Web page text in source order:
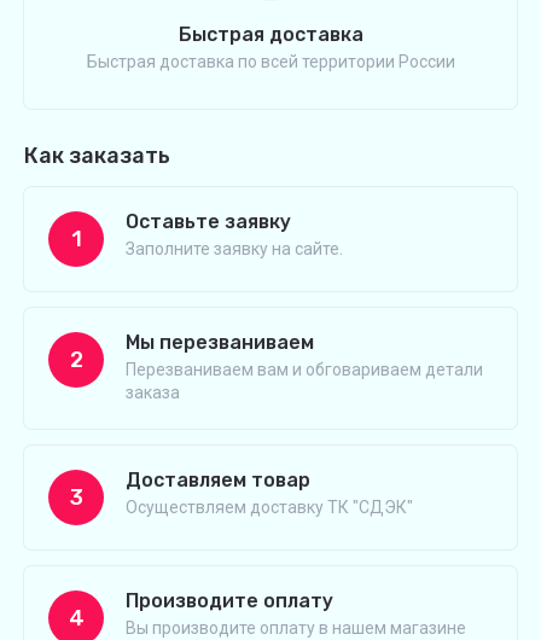
Быстрая доставка
Быстрая доставка по всей территории России
Как заказать
1
Оставьте заявку
Заполните заявку на сайте.
2
Мы перезваниваем
Перезваниваем вам и обговариваем детали
заказа
3
Доставляем товар
Осуществляем доставку ТК "СДЭК"
4
Производите оплату
Вы производите оплату в нашем магазине